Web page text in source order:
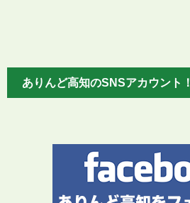
ありんど高知のSNSアカウント！